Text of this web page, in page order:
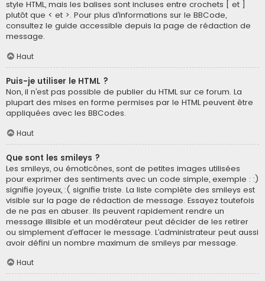
style HTML, mais les balises sont incluses entre crochets [ et ]
plutôt que < et >. Pour plus d’informations sur le BBCode,
consultez le guide accessible depuis la page de rédaction de
message.
Haut
Puis-je utiliser le HTML ?
Non, il n’est pas possible de publier du HTML sur ce forum. La
plupart des mises en forme permises par le HTML peuvent être
appliquées avec les BBCodes.
Haut
Que sont les smileys ?
Les smileys, ou émoticônes, sont de petites images utilisées
pour exprimer des sentiments avec un code simple, exemple : :)
signifie joyeux, :( signifie triste. La liste complète des smileys est
visible sur la page de rédaction de message. Essayez toutefois
de ne pas en abuser. Ils peuvent rapidement rendre un
message illisible et un modérateur peut décider de les retirer
ou simplement d’effacer le message. L’administrateur peut aussi
avoir défini un nombre maximum de smileys par message.
Haut